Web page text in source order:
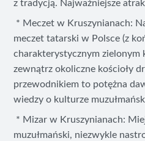
z tradycją. Najważniejsze
* Meczet w Kruszynianach:
meczet tatarski w Polsce (z
charakterystycznym zielonym
zewnątrz okoliczne kościoły
przewodnikiem to potężna
wiedzy o kulturze
* Mizar w Kruszynianach:
muzułmański, niezwykle